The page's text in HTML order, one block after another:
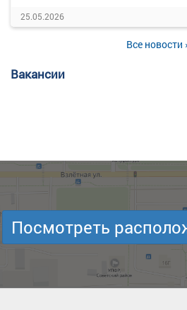
25.05.2026
Все новости
Вакансии
Посмотреть